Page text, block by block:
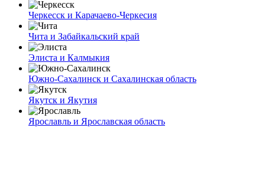
Черкесск и Карачаево-Черкесия
Чита и Забайкальский край
Элиста и Калмыкия
Южно-Сахалинск и Сахалинская область
Якутск и Якутия
Ярославль и Ярославская область